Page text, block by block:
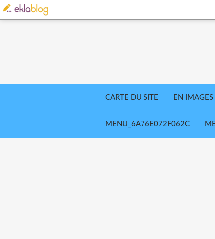
CARTE DU SITE EN IMAGES
MENU_6A76E072F062C